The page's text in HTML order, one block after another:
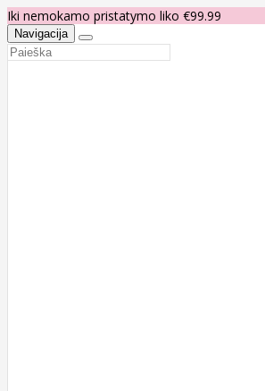
Iki nemokamo pristatymo liko €99.99
Navigacija